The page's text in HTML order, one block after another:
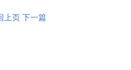
上页 下一篇